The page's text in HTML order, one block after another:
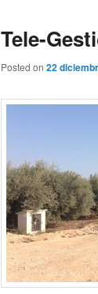
Tele-
Posted on 22